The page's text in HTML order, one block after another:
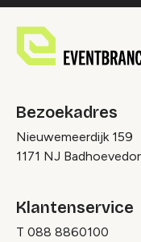
Bezoekadres
Nieuwemeerdijk 159
1171 NJ
Klantenservice
T 088 8860100